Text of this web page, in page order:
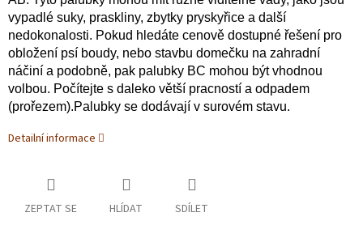
vypadlé suky, praskliny, zbytky pryskyřice a další
nedokonalosti. Pokud hledáte cenově dostupné řešení pro
obložení psí boudy, nebo stavbu domečku na zahradní
náčiní a podobně, pak palubky BC mohou být vhodnou
volbou. Počítejte s daleko větší pracností a odpadem
(prořezem).Palubky se dodávají v surovém stavu.
Detailní informace
ZEPTAT SE HLÍDAT SDÍLET